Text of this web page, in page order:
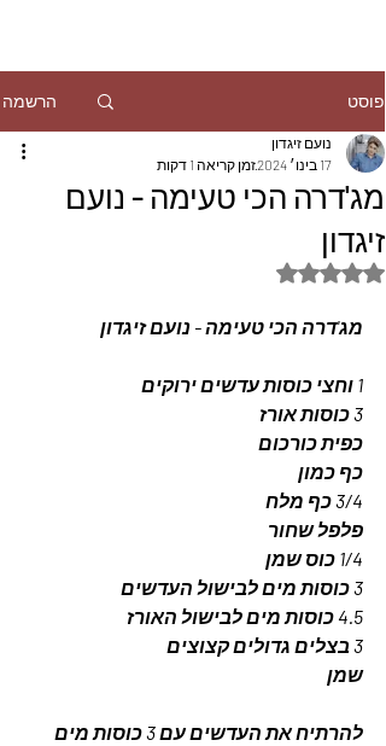
פוסט הרשמה
מג'דרה הכי טעימה - נועם
זיגדון
נועם זיגדון
17 בינו׳ 2024
זמן קריאה 1 דקות
דירוג של NaN מתוך 5 כוכבים
מג'דרה הכי טעימה - נועם זיגדון
1 וחצי כוסות עדשים ירוקים
3 כוסות אורז
כפית כורכום
כף כמון
3/4 כף מלח
פלפל שחור
1/4 כוס שמן
3 כוסות מים לבישול העדשים
4.5 כוסות מים לבישול האורז
3 בצלים גדולים קצוצים
שמן
להרתיח את העדשים עם 3 כוסות מים